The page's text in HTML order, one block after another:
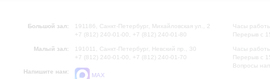
Большой зал:
191186, Санкт-Петербург, Михайловская ул., 2
+7 (812) 240-01-00, +7 (812) 240-01-80
Малый зал:
191011, Санкт-Петербург, Невский пр., 30
+7 (812) 240-01-00, +7 (812) 240-01-70
Напишите нам:
MAX
Часы
Перерыв с
Часы
Перерыв с
Вопросы